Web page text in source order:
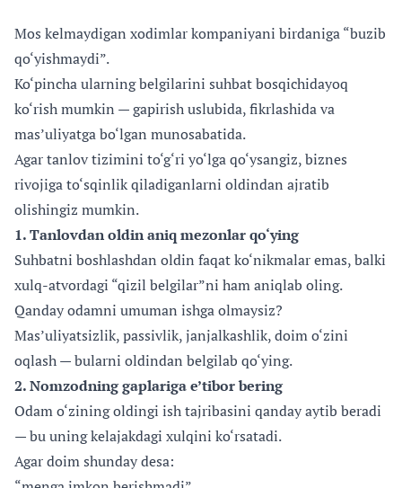
Mos kelmaydigan xodimlar kompaniyani birdaniga “buzib
qo‘yishmaydi”.
Ko‘pincha ularning belgilarini suhbat bosqichidayoq
ko‘rish mumkin — gapirish uslubida, fikrlashida va
mas’uliyatga bo‘lgan munosabatida.
Agar tanlov tizimini to‘g‘ri yo‘lga qo‘ysangiz, biznes
rivojiga to‘sqinlik qiladiganlarni oldindan ajratib
olishingiz mumkin.
1. Tanlovdan oldin aniq mezonlar qo‘ying
Suhbatni boshlashdan oldin faqat ko‘nikmalar emas, balki
xulq-atvordagi “qizil belgilar”ni ham aniqlab oling.
Qanday odamni umuman ishga olmaysiz?
Mas’uliyatsizlik, passivlik, janjalkashlik, doim o‘zini
oqlash — bularni oldindan belgilab qo‘ying.
2. Nomzodning gaplariga e’tibor bering
Odam o‘zining oldingi ish tajribasini qanday aytib beradi
— bu uning kelajakdagi xulqini ko‘rsatadi.
Agar doim shunday desa: